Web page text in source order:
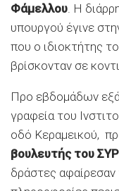
Φάμελλου . Η
υπουργού έγινε
που ο ιδιοκτήτης
βρίσκονταν σε
Προ εβδομάδων
γραφεία του
οδό Κεραμεικού,
βουλευτής του
δράστες